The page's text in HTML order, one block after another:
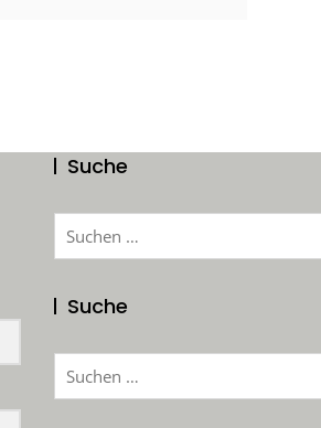
Suche
Suchen
Suche
Suchen